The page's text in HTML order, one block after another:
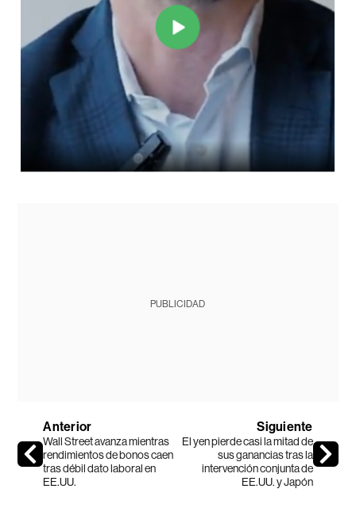
PUBLICIDAD
Anterior
Wall Street avanza mientras
rendimientos de bonos caen
tras débil dato laboral en
EE.UU.
Siguiente
El yen pierde casi la mitad de
sus ganancias tras la
intervención conjunta de
EE.UU. y Japón